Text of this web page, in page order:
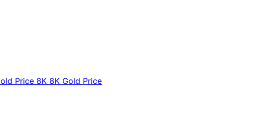
Price 8K 8K Gold Price